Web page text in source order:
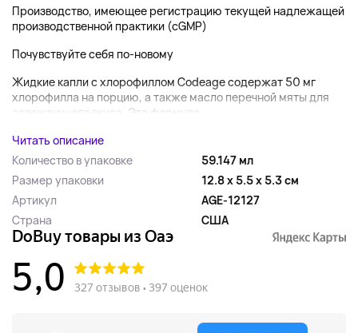
Производство, имеющее регистрацию текущей надлежащей
производственной практики (cGMP)
Почувствуйте себя по-новому
Жидкие капли с хлорофиллом Codeage содержат 50 мг
хлорофилла на порцию, а также масло перечной мяты для
освежающего вкуса. Эта формула...
Читать описание
Количество в упаковке
59.147 мл
Размер упаковки
12.8 x 5.5 x 5.3 см
Артикул
AGE-12127
Страна
США